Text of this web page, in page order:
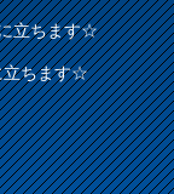
立ちます☆
立ちます☆